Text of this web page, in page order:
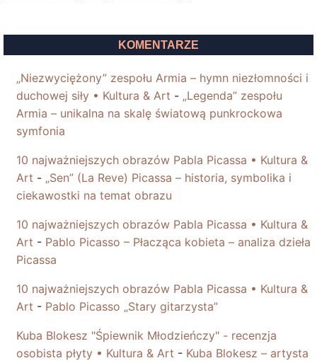
KOMENTARZE
„Niezwyciężony” zespołu Armia – hymn niezłomności i
duchowej siły • Kultura & Art - „Legenda” zespołu
Armia – unikalna na skalę światową punkrockowa
symfonia
10 najważniejszych obrazów Pabla Picassa • Kultura &
Art - „Sen” (La Reve) Picassa – historia, symbolika i
ciekawostki na temat obrazu
10 najważniejszych obrazów Pabla Picassa • Kultura &
Art - Pablo Picasso – Płacząca kobieta – analiza dzieła
Picassa
10 najważniejszych obrazów Pabla Picassa • Kultura &
Art - Pablo Picasso „Stary gitarzysta”
Kuba Blokesz "Śpiewnik Młodzieńczy" - recenzja
osobista płyty • Kultura & Art - Kuba Blokesz – artysta